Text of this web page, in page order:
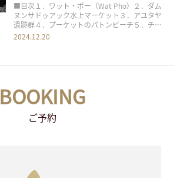
■目次１．ワット・ポー（Wat Pho）２．ダム
ヌンサドゥアック水上マーケット３．アユタヤ
遺跡群４．プーケットのパトンビーチ５．チェ
ンマイのナイトバザール タイは美しい寺院や
2024.12.20
BOOKING
ご予約